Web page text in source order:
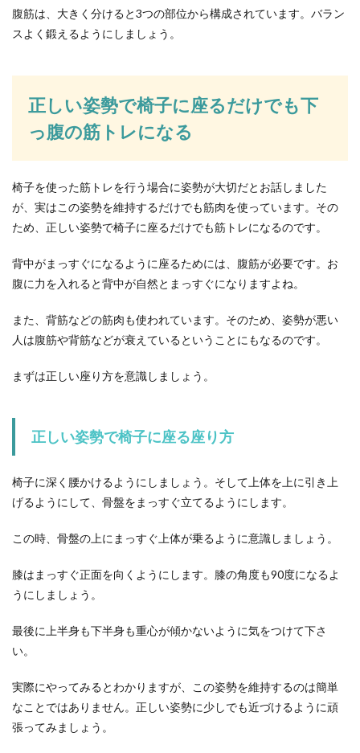
張り替える時の注意点
卓球の試合を子どもと一緒にテレビで見ている時
「ルールがわかればもっとおもしろいのに。」と
感じる時はあ...
な素材と水通しが必要な理由
もいますよね！手芸などに使う生地は、素材によ
きり整理！便利な収納テク
カバンの中から何かを出そうと思っても、物が多
そんな経験は...
の焼き方と餃子の変わり種
なで...
腹筋は、大きく分けると3つの部位から構成されています。バラン
スよく鍛えるようにしましょう。
正しい姿勢で椅子に座るだけでも下
っ腹の筋トレになる
椅子を使った筋トレを行う場合に姿勢が大切だとお話しました
が、実はこの姿勢を維持するだけでも筋肉を使っています。その
ため、正しい姿勢で椅子に座るだけでも筋トレになるのです。
背中がまっすぐになるように座るためには、腹筋が必要です。お
腹に力を入れると背中が自然とまっすぐになりますよね。
また、背筋などの筋肉も使われています。そのため、姿勢が悪い
人は腹筋や背筋などが衰えているということにもなるのです。
まずは正しい座り方を意識しましょう。
正しい姿勢で椅子に座る座り方
椅子に深く腰かけるようにしましょう。そして上体を上に引き上
げるようにして、骨盤をまっすぐ立てるようにします。
この時、骨盤の上にまっすぐ上体が乗るように意識しましょう。
膝はまっすぐ正面を向くようにします。膝の角度も90度になるよ
うにしましょう。
最後に上半身も下半身も重心が傾かないように気をつけて下さ
い。
実際にやってみるとわかりますが、この姿勢を維持するのは簡単
なことではありません。正しい姿勢に少しでも近づけるように頑
張ってみましょう。